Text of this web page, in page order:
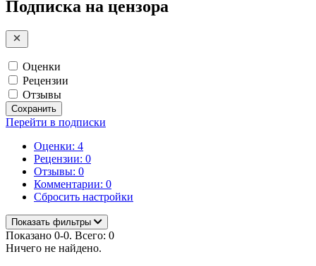
Подписка на цензора
Оценки
Рецензии
Отзывы
Сохранить
Перейти в подписки
Оценки: 4
Рецензии: 0
Отзывы: 0
Комментарии: 0
Сбросить настройки
Показать фильтры
Показано 0-0. Всего: 0
Ничего не найдено.